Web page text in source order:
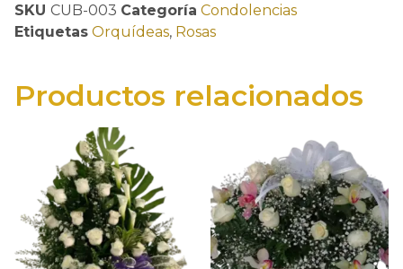
SKU CUB-003 Categoría Condolencias
Etiquetas Orquídeas, Rosas
Productos relacionados